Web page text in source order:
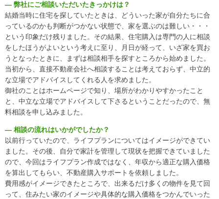
【外部リンク】一般社団法人 住宅購入支援協会
【外部リンク】日本全国70店舗 おうちの買い方相談室グループ
サイト
LINE facebookInstagramYoutube
― 弊社にご相談いただいたきっかけは？
結婚当時に住宅を探していたときは、どういった家が自分たちに合
っているのかも判断がつかない状態で、家を選ぶのは難しい・・・
という印象だけ残りました。その結果、住宅購入は専門の人に相談
をしたほうがよいという考えに至り、月日が経って、いざ家を買お
うとなったときに、まずは相談相手を探すところから始めました。
当初から、直接不動産会社へ相談することは考えておらず、中立的
な立場でアドバイスしてくれる人を求めました。
御社のことはホームページで知り、場所がわかりやすかったこと
と、中立な立場でアドバイスして下さるということだったので、無
料相談を申し込みました。
― 相談の流れはいかがでしたか？
以前行っていたので、ライフプランについてはイメージができてい
ました。その後、自分で家計を管理して現状を把握できていました
ので、今回はライフプラン作成ではなく、年収から適正な購入価格
を算出してもらい、不動産購入サポートを依頼しました。
費用感がイメージできたところで、出来るだけ多くの物件を見て回
って、住みたい家のイメージや具体的な購入価格をつかんでいった